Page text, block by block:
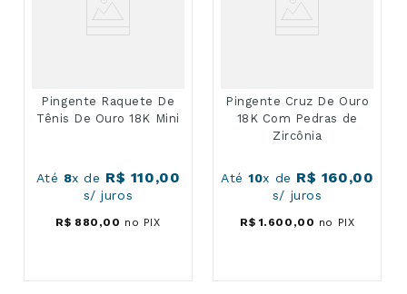
Pingente Raquete De
Tênis De Ouro 18K Mini
Até 8x deR$ 110,00
s/ juros
R$ 880 ,00 no PIX
Pingente Cruz De Ouro
18K Com Pedras de
Zircônia
Até 10x de
160, 00s/ juros
R$ 1. 600 ,00 no PIX